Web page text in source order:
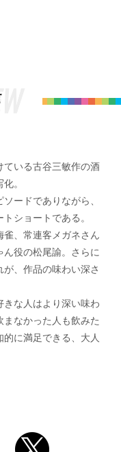
ている古谷三敏作の酒
。
ードでありながら、
トショートである。
雀、常連客メガネさん
役の松尾諭。さらに
、作品の味わい深さ
きな人はより深い味わ
なかった人も飲みた
に満足できる、大人